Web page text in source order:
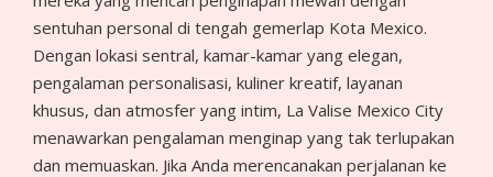
sentuhan personal di tengah gemerlap Kota Mexico.
Dengan lokasi sentral, kamar-kamar yang elegan,
pengalaman personalisasi, kuliner kreatif, layanan
khusus, dan atmosfer yang intim, La Valise Mexico City
menawarkan pengalaman menginap yang tak terlupakan
dan memuaskan. Jika Anda merencanakan perjalanan ke